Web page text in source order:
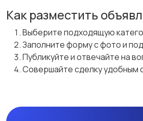
Как разместить
Выберите подходящую
Заполните форму с фото и
Публикуйте и отвечайте на
Совершайте сделку удобным